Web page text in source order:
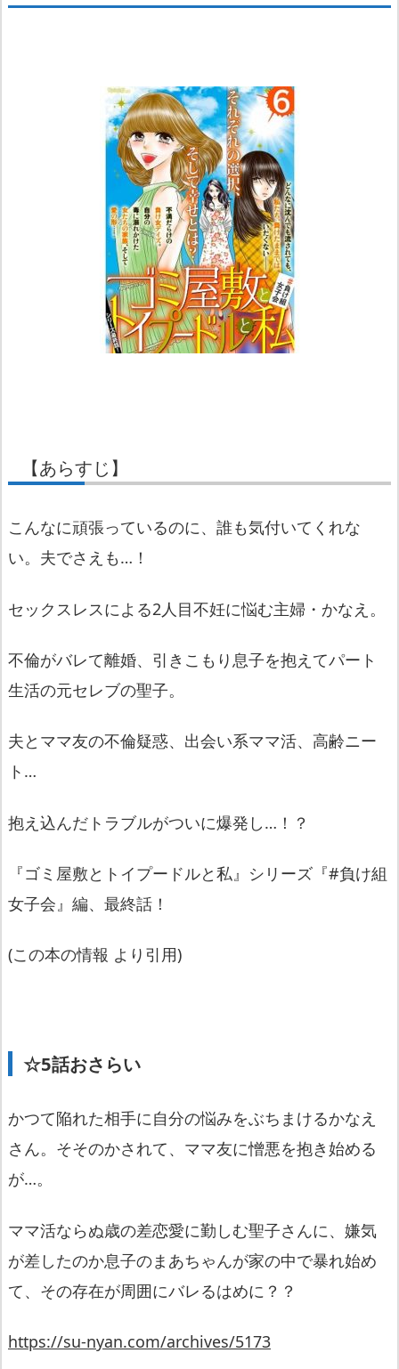
【あらすじ】
こんなに頑張っているのに、誰も気付いてくれな
い。夫でさえも…！
セックスレスによる2人目不妊に悩む主婦・かなえ。
不倫がバレて離婚、引きこもり息子を抱えてパート
生活の元セレブの聖子。
夫とママ友の不倫疑惑、出会い系ママ活、高齢ニー
ト…
抱え込んだトラブルがついに爆発し…！？
『ゴミ屋敷とトイプードルと私』シリーズ『#負け組
女子会』編、最終話！
(この本の情報 より引用)
☆5話おさらい
かつて陥れた相手に自分の悩みをぶちまけるかなえ
さん。そそのかされて、ママ友に憎悪を抱き始める
が…。
ママ活ならぬ歳の差恋愛に勤しむ聖子さんに、嫌気
が差したのか息子のまあちゃんが家の中で暴れ始め
て、その存在が周囲にバレるはめに？？
https://su-nyan.com/archives/5173